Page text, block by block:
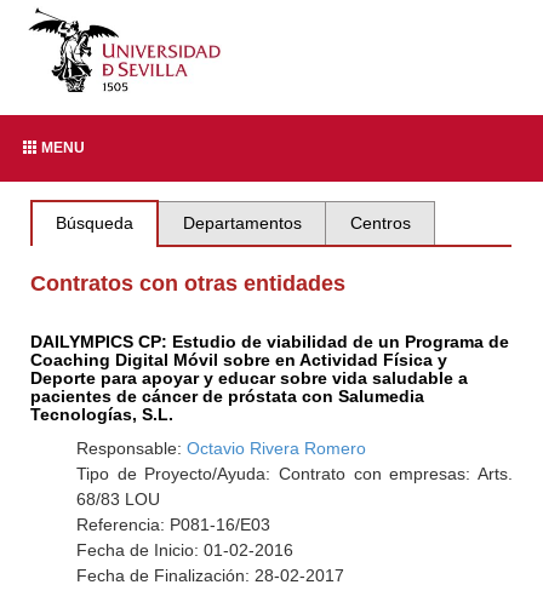
MENU
Búsqueda Departamentos Centros
Contratos con otras entidades
DAILYMPICS CP: Estudio de viabilidad de un Programa de
Coaching Digital Móvil sobre en Actividad Física y
Deporte para apoyar y educar sobre vida saludable a
pacientes de cáncer de próstata con Salumedia
Tecnologías, S.L.
Responsable: Octavio Rivera Romero
Tipo de Proyecto/Ayuda: Contrato con empresas: Arts.
68/83 LOU
Referencia: P081-16/E03
Fecha de Inicio: 01-02-2016
Fecha de Finalización: 28-02-2017